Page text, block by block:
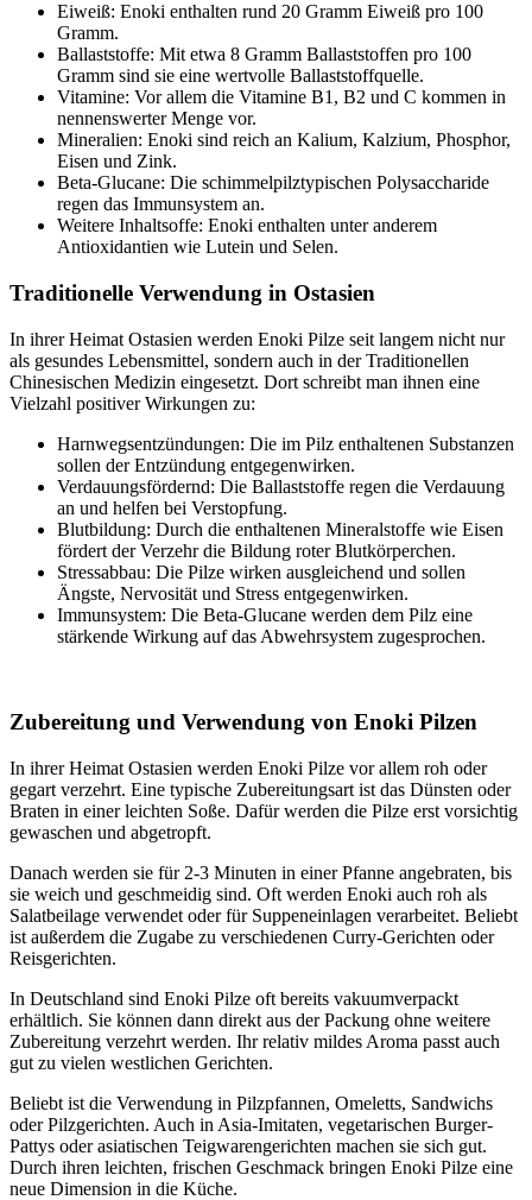
Eiweiß: Enoki enthalten rund 20 Gramm Eiweiß pro 100
Gramm.
Ballaststoffe: Mit etwa 8 Gramm Ballaststoffen pro 100
Gramm sind sie eine wertvolle Ballaststoffquelle.
Vitamine: Vor allem die Vitamine B1, B2 und C kommen in
nennenswerter Menge vor.
Mineralien: Enoki sind reich an Kalium, Kalzium, Phosphor,
Eisen und Zink.
Beta-Glucane: Die schimmelpilztypischen Polysaccharide
regen das Immunsystem an.
Weitere Inhaltsoffe: Enoki enthalten unter anderem
Antioxidantien wie Lutein und Selen.
Traditionelle Verwendung in Ostasien
In ihrer Heimat Ostasien werden Enoki Pilze seit langem nicht nur
als gesundes Lebensmittel, sondern auch in der Traditionellen
Chinesischen Medizin eingesetzt. Dort schreibt man ihnen eine
Vielzahl positiver Wirkungen zu:
Harnwegsentzündungen: Die im Pilz enthaltenen Substanzen
sollen der Entzündung entgegenwirken.
Verdauungsfördernd: Die Ballaststoffe regen die Verdauung
an und helfen bei Verstopfung.
Blutbildung: Durch die enthaltenen Mineralstoffe wie Eisen
fördert der Verzehr die Bildung roter Blutkörperchen.
Stressabbau: Die Pilze wirken ausgleichend und sollen
Ängste, Nervosität und Stress entgegenwirken.
Immunsystem: Die Beta-Glucane werden dem Pilz eine
stärkende Wirkung auf das Abwehrsystem zugesprochen.
Zubereitung und Verwendung von Enoki Pilzen
In ihrer Heimat Ostasien werden Enoki Pilze vor allem roh oder
gegart verzehrt. Eine typische Zubereitungsart ist das Dünsten oder
Braten in einer leichten Soße. Dafür werden die Pilze erst vorsichtig
gewaschen und abgetropft.
Danach werden sie für 2-3 Minuten in einer Pfanne angebraten, bis
sie weich und geschmeidig sind. Oft werden Enoki auch roh als
Salatbeilage verwendet oder für Suppeneinlagen verarbeitet. Beliebt
ist außerdem die Zugabe zu verschiedenen Curry-Gerichten oder
Reisgerichten.
In Deutschland sind Enoki Pilze oft bereits vakuumverpackt
erhältlich. Sie können dann direkt aus der Packung ohne weitere
Zubereitung verzehrt werden. Ihr relativ mildes Aroma passt auch
gut zu vielen westlichen Gerichten.
Beliebt ist die Verwendung in Pilzpfannen, Omeletts, Sandwichs
oder Pilzgerichten. Auch in Asia-Imitaten, vegetarischen Burger-
Pattys oder asiatischen Teigwarengerichten machen sie sich gut.
Durch ihren leichten, frischen Geschmack bringen Enoki Pilze eine
neue Dimension in die Küche.